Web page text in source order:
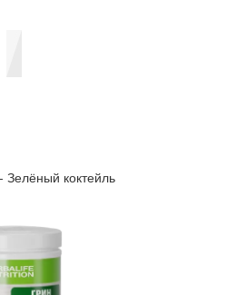
Зелёный коктейль